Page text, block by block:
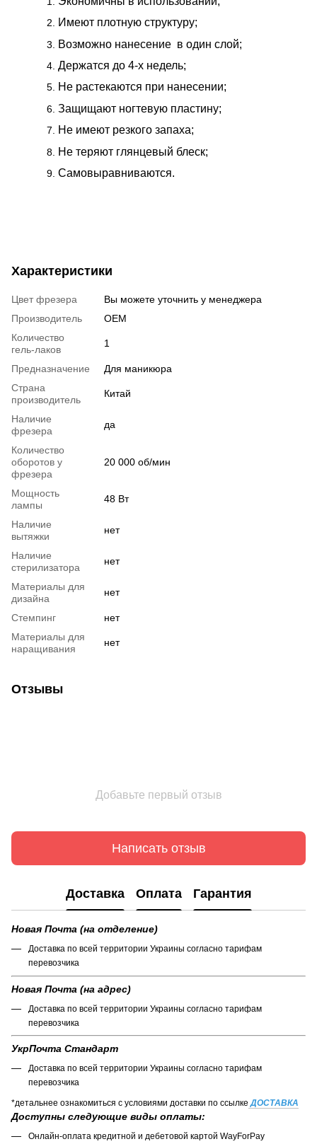
Имеют плотную структуру;
Возможно нанесение в один слой;
Держатся до 4-х недель;
Не растекаются при нанесении;
Защищают ногтевую пластину;
Не имеют резкого запаха;
Не теряют глянцевый блеск;
Самовыравниваются.
Характеристики
Цвет фрезера
Вы можете уточнить у менеджера
Производитель
OEM
Количество
гель-лаков
1
Предназначение
Для маникюра
Страна
производитель
Китай
Наличие
фрезера
да
Количество
оборотов у
фрезера
20 000 об/мин
Мощность
лампы
48 Вт
Наличие
вытяжки
нет
Наличие
стерилизатора
нет
Материалы для
дизайна
нет
Стемпинг
нет
Материалы для
наращивания
нет
Отзывы
Добавьте первый отзыв
Написать отзыв
Доставка Оплата Гарантия
Новая Почта (на отделение)
Доставка по всей территории Украины согласно тарифам
перевозчика
Новая Почта (на адрес)
Доставка по всей территории Украины согласно тарифам
перевозчика
УкрПочта Стандарт
Доставка по всей территории Украины согласно тарифам
перевозчика
*детальнее ознакомиться с условиями доставки по ссылке ДОСТАВКА
Доступны следующие виды оплаты:
Онлайн-оплата кредитной и дебетовой картой WayForPay